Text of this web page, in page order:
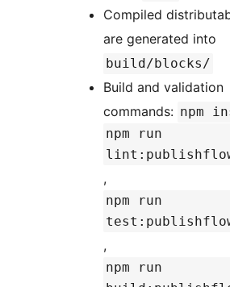
Compiled
are generated into
build/blocks/
Build and validation
commands: npm
npm run
,
npm run
,
npm run